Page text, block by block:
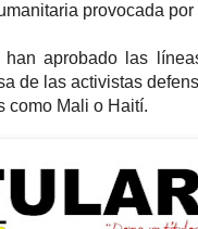
provocada por
aprobado las
de las activistas
como Mali o Haití.